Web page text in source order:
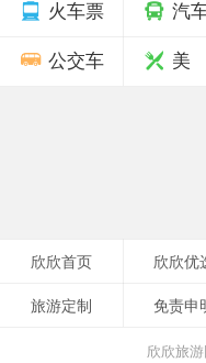
火车票 汽
公交车 美
欣欣首页 欣欣优
旅游定制 免责申
欣欣旅